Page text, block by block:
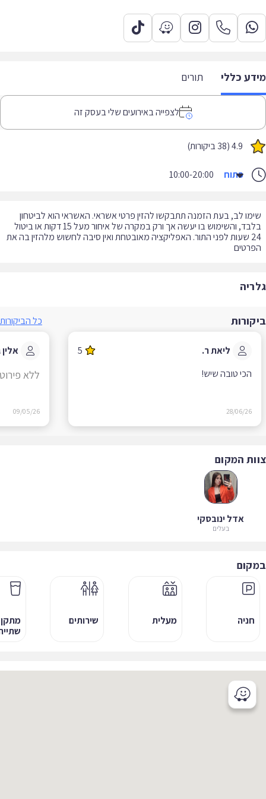
כללי תורים
לצפייה באירועים שלי בעסק זה
4.9 (38 ביקורות)
פתוח 10:00-20:00
לב, בעת הזמנה תתבקשו להזין פרטי אשראי. האשראי הוא לביטחון
בלבד, והשימוש בו יעשה אך ורק במקרה של איחור מעל 15 דקות או ביטול
24 שעות לפני התור. האפליקציה מאובטחת ואין סיבה לחשוש מלהזין בה את
כל הביקורות
ליאת ר.
5
הכי טובה שיש!
28/06/26
אלין ג.
ללא פירוט
09/05/26
המקום
אדל ינובסקי
בעלים
חניה מעלית שירותים
מתקן
שתייה